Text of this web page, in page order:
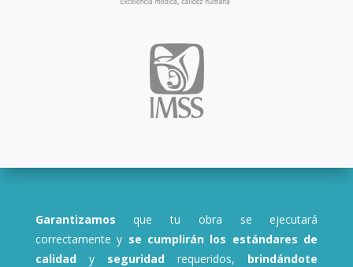
Garantizamos que tu obra se ejecutará
correctamente y se cumplirán los estándares de
calidady seguridad requeridos, brindándote